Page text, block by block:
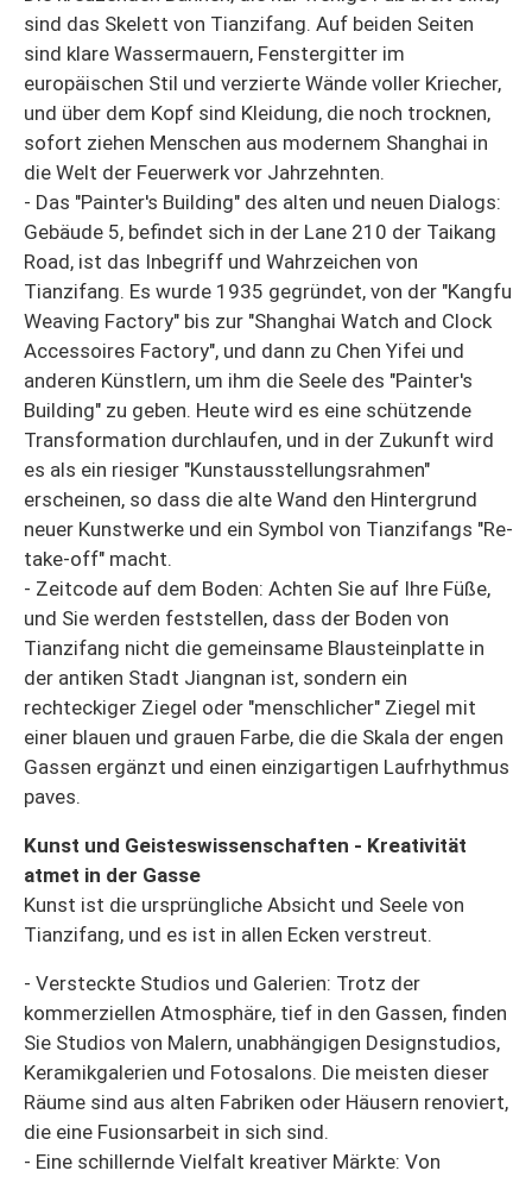
sind das Skelett von Tianzifang. Auf beiden Seiten
sind klare Wassermauern, Fenstergitter im
europäischen Stil und verzierte Wände voller Kriecher,
und über dem Kopf sind Kleidung, die noch trocknen,
sofort ziehen Menschen aus modernem Shanghai in
die Welt der Feuerwerk vor Jahrzehnten.
- Das "Painter's Building" des alten und neuen Dialogs:
Gebäude 5, befindet sich in der Lane 210 der Taikang
Road, ist das Inbegriff und Wahrzeichen von
Tianzifang. Es wurde 1935 gegründet, von der "Kangfu
Weaving Factory" bis zur "Shanghai Watch and Clock
Accessoires Factory", und dann zu Chen Yifei und
anderen Künstlern, um ihm die Seele des "Painter's
Building" zu geben. Heute wird es eine schützende
Transformation durchlaufen, und in der Zukunft wird
es als ein riesiger "Kunstausstellungsrahmen"
erscheinen, so dass die alte Wand den Hintergrund
neuer Kunstwerke und ein Symbol von Tianzifangs "Re-
take-off" macht.
- Zeitcode auf dem Boden: Achten Sie auf Ihre Füße,
und Sie werden feststellen, dass der Boden von
Tianzifang nicht die gemeinsame Blausteinplatte in
der antiken Stadt Jiangnan ist, sondern ein
rechteckiger Ziegel oder "menschlicher" Ziegel mit
einer blauen und grauen Farbe, die die Skala der engen
Gassen ergänzt und einen einzigartigen Laufrhythmus
paves.
Kunst und Geisteswissenschaften - Kreativität
atmet in der Gasse
Kunst ist die ursprüngliche Absicht und Seele von
Tianzifang, und es ist in allen Ecken verstreut.
- Versteckte Studios und Galerien: Trotz der
kommerziellen Atmosphäre, tief in den Gassen, finden
Sie Studios von Malern, unabhängigen Designstudios,
Keramikgalerien und Fotosalons. Die meisten dieser
Räume sind aus alten Fabriken oder Häusern renoviert,
die eine Fusionsarbeit in sich sind.
- Eine schillernde Vielfalt kreativer Märkte: Von